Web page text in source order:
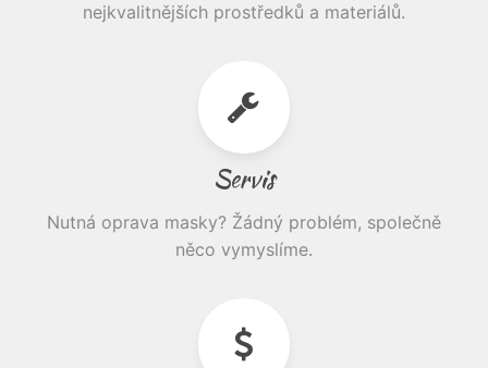
nejkvalitnějších prostředků a materiálů.
Servis
Nutná oprava masky? Žádný problém, společně
něco vymyslíme.